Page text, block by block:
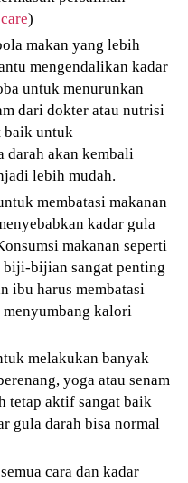
)
makan yang lebih
mengendalikan kadar
untuk menurunkan
dari dokter atau nutrisi
baik untuk
darah akan kembali
lebih mudah.
membatasi makanan
kadar gula
makanan seperti
biji-bijian sangat penting
ibu harus membatasi
kalori
melakukan banyak
yoga atau senam
tetap aktif sangat baik
gula darah bisa normal
cara dan kadar